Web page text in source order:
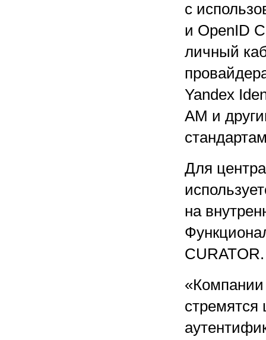
с
и OpenID
личный
Yandex
AM и
Для
на
CURATOR.
стремятся